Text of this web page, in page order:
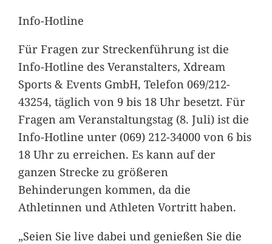
Info-Hotline
Für Fragen zur Streckenführung ist die
Info-Hotline des Veranstalters, Xdream
Sports & Events GmbH, Telefon 069/212-
43254, täglich von 9 bis 18 Uhr besetzt. Für
Fragen am Veranstaltungstag (8. Juli) ist die
Info-Hotline unter (069) 212-34000 von 6 bis
18 Uhr zu erreichen. Es kann auf der
ganzen Strecke zu größeren
Behinderungen kommen, da die
Athletinnen und Athleten Vortritt haben.
„Seien Sie live dabei und genießen Sie die